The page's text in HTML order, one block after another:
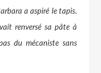
a aspiré le tapis.
renversé sa pâte à
du mécaniste sans